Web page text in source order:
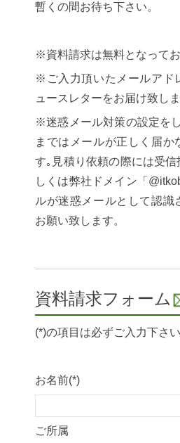
暫くの間お待ち下さい。
※資料請求は無料となってお
※ご入力頂いたメールアド
ュースレターをお届け致しま
※迷惑メール対策の設定を
まではメールが正しく届か
す｡見積り依頼の際には受
しくは弊社ドメイン「
ルが迷惑メールとして認識
お願い致します。
資料請求フォーム
(*)の項目は必ずご入力下さい
お名前(*)
ご所属